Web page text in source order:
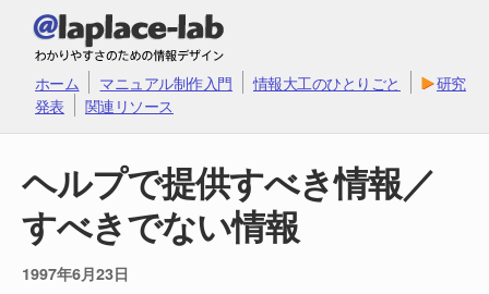
ホーム マニュアル制作入門 情報大工のひとりごと
研究
発表
関連リソース
ヘルプで提供すべき情報／
すべきでない情報
1997年6月23日